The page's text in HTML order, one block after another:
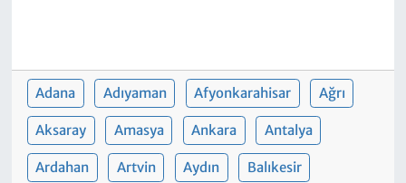
Adana Adıyaman Afyonkarahisar Ağrı
Aksaray Amasya Ankara Antalya
Ardahan Artvin Aydın Balıkesir